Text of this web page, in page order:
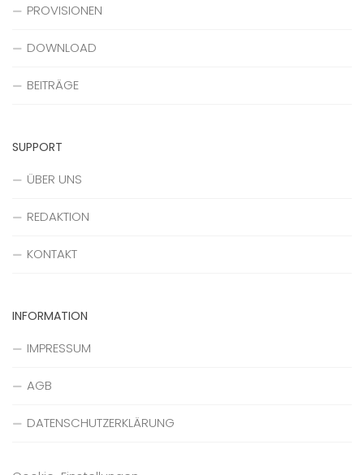
PROVISIONEN
DOWNLOAD
BEITRÄGE
SUPPORT
ÜBER UNS
REDAKTION
KONTAKT
INFORMATION
IMPRESSUM
AGB
DATENSCHUTZERKLÄRUNG